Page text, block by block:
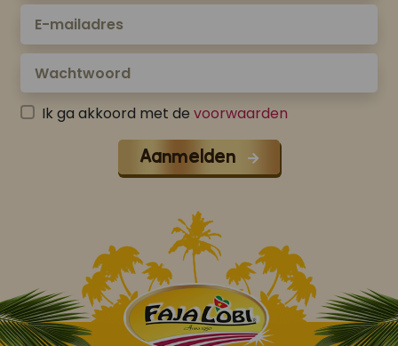
Ik ga akkoord met de voorwaarden
Aanmelden